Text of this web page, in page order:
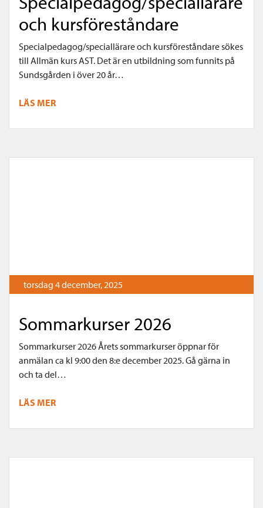
och kursföreståndare
Specialpedagog/speciallärare och kursföreståndare sökes
till Allmän kurs AST. Det är en utbildning som funnits på
Sundsgården i över 20 år…
LÄS MER
torsdag 4 december, 2025
Sommarkurser 2026
Sommarkurser 2026 Årets sommarkurser öppnar för
anmälan ca kl 9:00 den 8:e december 2025. Gå gärna in
och ta del…
LÄS MER